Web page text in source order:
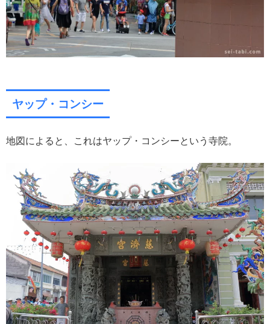
ヤップ・コンシー
地図によると、これはヤップ・コンシーという寺院。